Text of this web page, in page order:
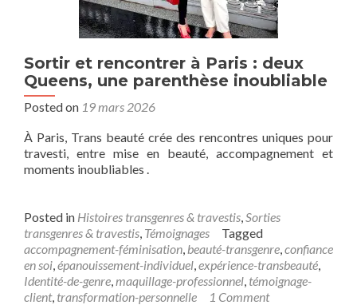
Sortir et rencontrer à Paris : deux
Queens, une parenthèse inoubliable
Posted on 19 mars 2026
À Paris, Trans beauté crée des rencontres uniques pour
travesti, entre mise en beauté, accompagnement et
moments inoubliables .
Posted in Histoires transgenres & travestis,Sorties
transgenres & travestis, Témoignages
Tagged
accompagnement-féminisation, beauté-transgenre,confiance
en soi,épanouissement-individuel,expérience-transbeauté,
Identité-de-genre,maquillage-professionnel, témoignage-
client, transformation-personnelle 1 Comment